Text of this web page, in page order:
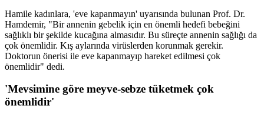
Hamile kadınlara, 'eve kapanmayın' uyarısında bulunan Prof. Dr.
Hamdemir, "Bir annenin gebelik için en önemli hedefi bebeğini
sağlıklı bir şekilde kucağına almasıdır. Bu süreçte annenin sağlığı da
çok önemlidir. Kış aylarında virüslerden korunmak gerekir.
Doktorun önerisi ile eve kapanmayıp hareket edilmesi çok
önemlidir" dedi.
'Mevsimine göre meyve-sebze tüketmek çok
önemlidir'